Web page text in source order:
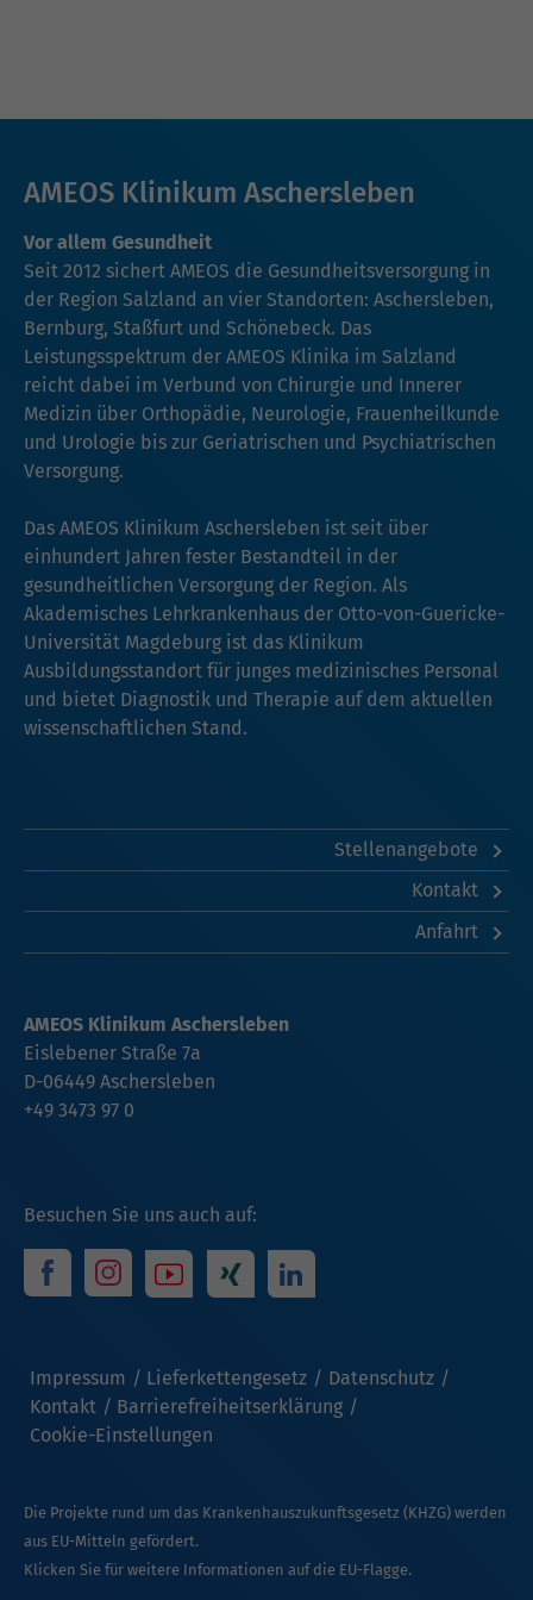
AMEOS Klinikum Aschersleben
Vor allem Gesundheit
Seit 2012 sichert AMEOS die Gesundheitsversorgung in
der Region Salzland an vier Standorten: Aschersleben,
Bernburg, Staßfurt und Schönebeck. Das
Leistungsspektrum der AMEOS Klinika im Salzland
reicht dabei im Verbund von Chirurgie und Innerer
Medizin über Orthopädie, Neurologie, Frauenheilkunde
und Urologie bis zur Geriatrischen und Psychiatrischen
Versorgung.
Das AMEOS Klinikum Aschersleben ist seit über
einhundert Jahren fester Bestandteil in der
gesundheitlichen Versorgung der Region. Als
Akademisches Lehrkrankenhaus der Otto-von-Guericke-
Universität Magdeburg ist das Klinikum
Ausbildungsstandort für junges medizinisches Personal
und bietet Diagnostik und Therapie auf dem aktuellen
wissenschaftlichen Stand.
Stellenangebote
Kontakt
Anfahrt
Besuchen Sie uns auch auf:
Impressum Lieferkettengesetz
Datenschutz
Kontakt
Barrierefreiheitserklärung
Cookie-Einstellungen
AMEOS Klinikum Aschersleben
Eislebener Straße 7a
D-06449 Aschersleben
+49 3473 97 0
Die Projekte rund um das Krankenhauszukunftsgesetz (KHZG) werden
aus EU-Mitteln gefördert.
Klicken Sie für weitere Informationen auf die EU-Flagge.